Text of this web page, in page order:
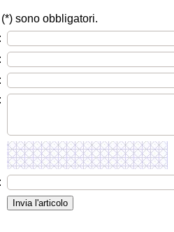
*) sono obbligatori.
:
:
:
: